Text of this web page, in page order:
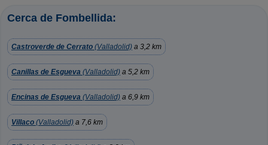
Cerca de Fombellida:
Castroverde de Cerrato (Valladolid) a 3,2 km
Canillas de Esgueva (Valladolid) a 5,2 km
Encinas de Esgueva (Valladolid) a 6,9 km
Villaco (Valladolid) a 7,6 km